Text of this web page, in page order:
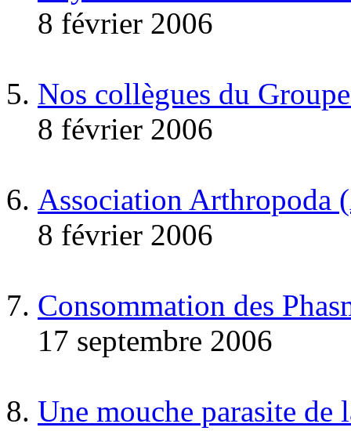
8 février 2006
Nos collègues du
8 février 2006
Association Arthropoda
8 février 2006
Consommation des
17 septembre 2006
Une mouche parasite de